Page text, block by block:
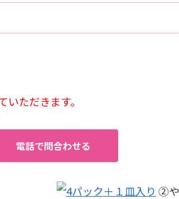
ただきます。
電話で問合わせる
②や